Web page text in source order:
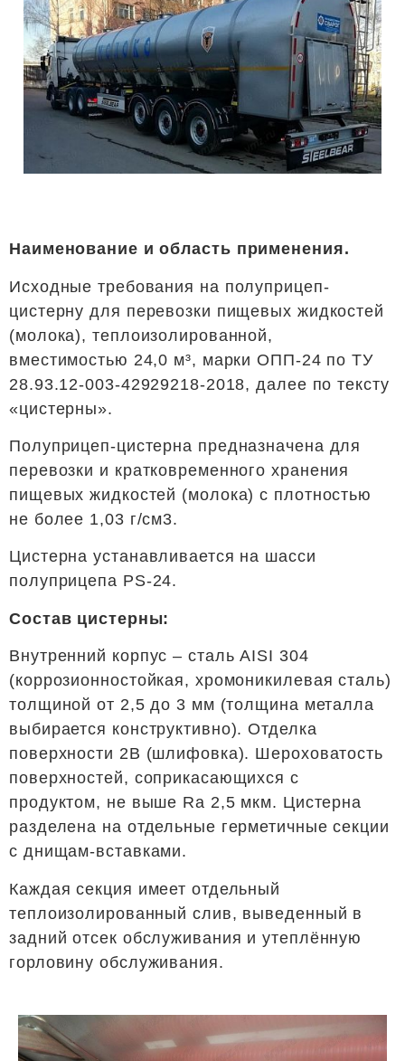
Наименование и область применения.
Исходные требования на полуприцеп-
цистерну для перевозки пищевых жидкостей
(молока), теплоизолированной,
вместимостью 24,0 м³, марки ОПП-24 по ТУ
28.93.12-003-42929218-2018, далее по тексту
«цистерны».
Полуприцеп-цистерна предназначена для
перевозки и кратковременного хранения
пищевых жидкостей (молока) с плотностью
не более 1,03 г/см3.
Цистерна устанавливается на шасси
полуприцепа PS-24.
Состав цистерны:
Внутренний корпус – сталь AISI 304
(коррозионностойкая, хромоникилевая сталь)
толщиной от 2,5 до 3 мм (толщина металла
выбирается конструктивно). Отделка
поверхности 2В (шлифовка). Шероховатость
поверхностей, соприкасающихся с
продуктом, не выше Ra 2,5 мкм. Цистерна
разделена на отдельные герметичные секции
с днищам-вставками.
Каждая секция имеет отдельный
теплоизолированный слив, выведенный в
задний отсек обслуживания и утеплённую
горловину обслуживания.